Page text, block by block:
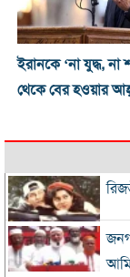
ইরানকে ‘না যুদ্ধ, না
থেকে বের হওয়ার